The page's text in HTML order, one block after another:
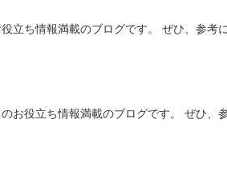
立ち情報満載のブログです。 ぜひ、参
お役立ち情報満載のブログです。 ぜひ、